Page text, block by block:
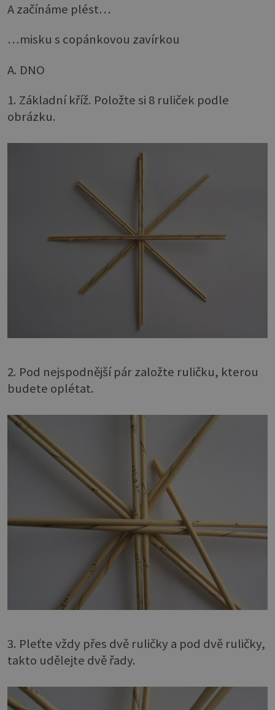
A začínáme plést…
…misku s copánkovou zavírkou
A. DNO
1. Základní kříž. Položte si 8 ruliček podle
obrázku.
2. Pod nejspodnější pár založte ruličku, kterou
budete oplétat.
3. Pleťte vždy přes dvě ruličky a pod dvě ruličky,
takto udělejte dvě řady.